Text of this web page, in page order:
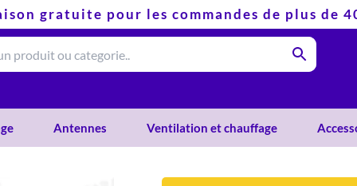
gratuite pour les commandes de plus de
Antennes Ventilation et chauffage